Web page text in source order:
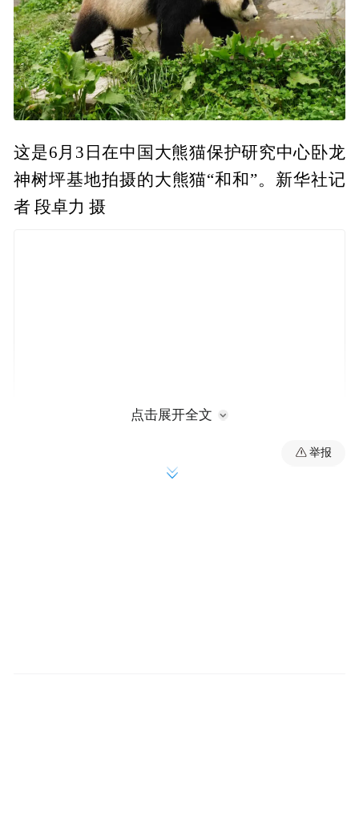
这是6月3日在中国大熊猫保护研究中心卧龙
神树坪基地拍摄的大熊猫“和和”。新华社记
者 段卓力 摄
点击展开全文
举报